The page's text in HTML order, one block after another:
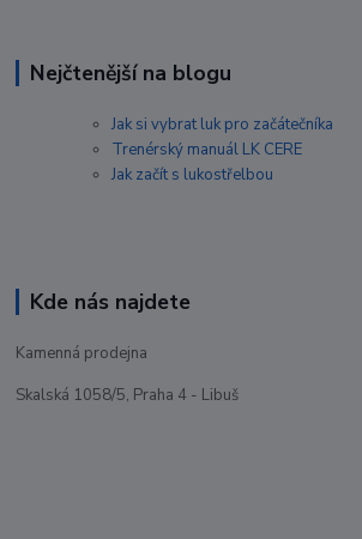
Nejčtenější na blogu
Jak si vybrat luk pro začátečníka
Trenérský manuál LK CERE
Jak začít s lukostřelbou
Kde nás najdete
Kamenná prodejna
Skalská 1058/5, Praha 4 - Libuš